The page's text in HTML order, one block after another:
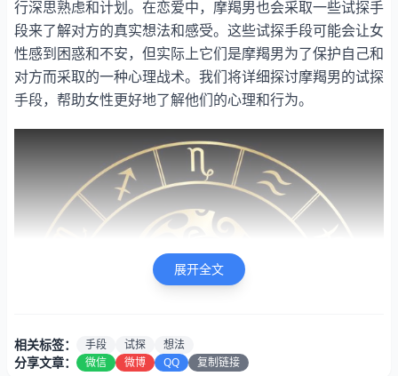
行深思熟虑和计划。在恋爱中，摩羯男也会采取一些试探手
段来了解对方的真实想法和感受。这些试探手段可能会让女
性感到困惑和不安，但实际上它们是摩羯男为了保护自己和
对方而采取的一种心理战术。我们将详细探讨摩羯男的试探
手段，帮助女性更好地了解他们的心理和行为。
展开全文
相关标签： 手段 试探 想法
分享文章： 微信 微博 QQ 复制链接